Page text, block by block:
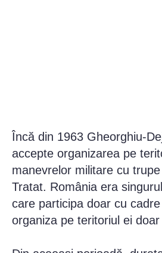
Încă din 1963 Gheorghiu-
accepte organizarea pe
manevrelor militare cu
Tratat. România era
care participa doar cu
organiza pe teritoriul ei